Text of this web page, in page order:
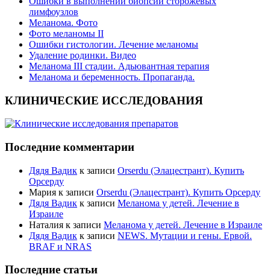
лимфоузлов
Меланома. Фото
Фото меланомы II
Ошибки гистологии. Лечение меланомы
Удаление родинки. Видео
Меланома III стадии. Адьювантная терапия
Меланома и беременность. Пропаганда.
КЛИНИЧЕСКИЕ ИССЛЕДОВАНИЯ
Последние комментарии
Дядя Вадик к записи Orserdu (Элацестрант). Купить
Орсерду
Мария к записи Orserdu (Элацестрант). Купить Орсерду
Дядя Вадик к записи Меланома у детей. Лечение в
Израиле
Наталия к записи Меланома у детей. Лечение в Израиле
Дядя Вадик к записи NEWS. Мутации и гены. Ервой.
BRAF и NRAS
Последние статьи